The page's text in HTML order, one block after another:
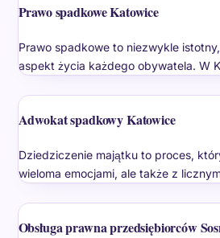
Prawo spadkowe Katowice
Prawo spadkowe to niezwykle
aspekt życia każdego obywatela. W
Adwokat spadkowy Katowice
Dziedziczenie majątku to proces,
wieloma emocjami, ale także z
Obsługa prawna przedsiębiorców